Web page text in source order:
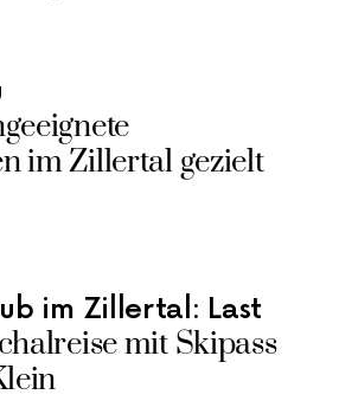
im Zillertal gezielt
im Zillertal: Last
mit Skipass